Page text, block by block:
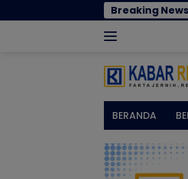
ke
Breaking News
BERANDA